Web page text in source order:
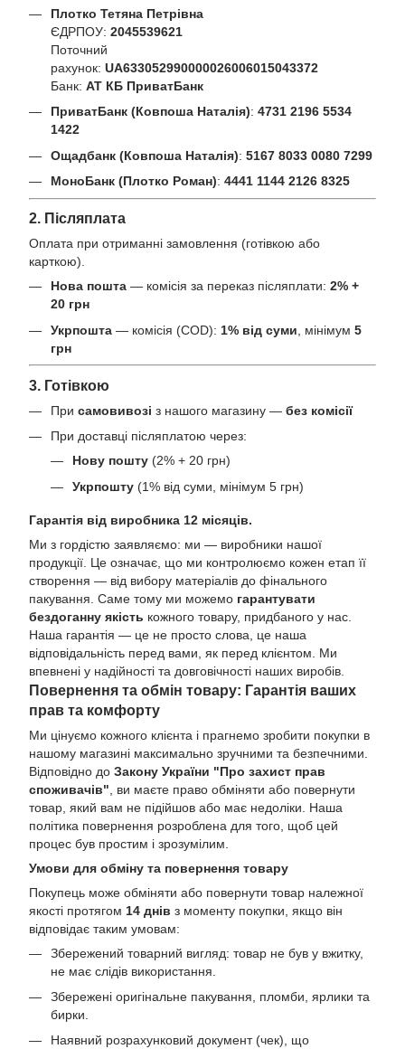
Плотко Тетяна Петрівна
ЄДРПОУ: 2045539621
Поточний
рахунок: UA633052990000026006015043372
Банк: АТ КБ ПриватБанк
ПриватБанк (Ковпоша Наталія): 4731 2196 5534
1422
Ощадбанк (Ковпоша Наталія): 5167 8033 0080 7299
МоноБанк (Плотко Роман): 4441 1144 2126 8325
2. Післяплата
Оплата при отриманні замовлення (готівкою або
карткою).
Нова пошта — комісія за переказ післяплати: 2% +
20 грн
Укрпошта — комісія (COD): 1% від суми , мінімум 5
грн
3. Готівкою
При самовивозі з нашого магазину — без комісії
При доставці післяплатою через:
Нову пошту (2% + 20 грн)
Укрпошту (1% від суми, мінімум 5 грн)
Гарантія від виробника 12 місяців.
Ми з гордістю заявляємо: ми — виробники нашої
продукції. Це означає, що ми контролюємо кожен етап її
створення — від вибору матеріалів до фінального
пакування. Саме тому ми можемо гарантувати
бездоганну якість кожного товару, придбаного у нас.
Наша гарантія — це не просто слова, це наша
відповідальність перед вами, як перед клієнтом. Ми
впевнені у надійності та довговічності наших виробів.
Повернення та обмін товару: Гарантія ваших
прав та комфорту
Ми цінуємо кожного клієнта і прагнемо зробити покупки в
нашому магазині максимально зручними та безпечними.
Відповідно до Закону України "Про захист прав
споживачів" , ви маєте право обміняти або повернути
товар, який вам не підійшов або має недоліки. Наша
політика повернення розроблена для того, щоб цей
процес був простим і зрозумілим.
Умови для обміну та повернення товару
Покупець може обміняти або повернути товар належної
якості протягом 14 днів з моменту покупки, якщо він
відповідає таким умовам:
Збережений товарний вигляд: товар не був у вжитку,
не має слідів використання.
Збережені оригінальне пакування, пломби, ярлики та
бирки.
Наявний розрахунковий документ (чек), що